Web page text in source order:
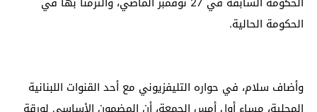
الحكومة الحالية.
وأضاف سلام، في حواره التليفزيوني مع أحد القنوات اللبنانية